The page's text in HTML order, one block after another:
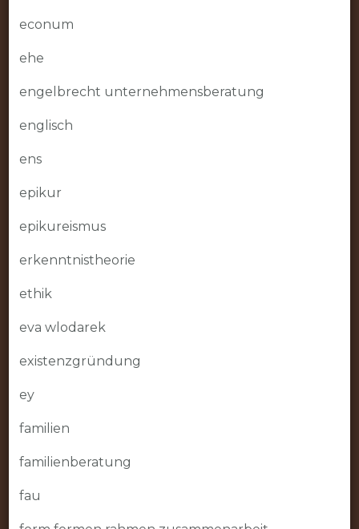
econum
ehe
engelbrecht unternehmensberatung
englisch
ens
epikur
epikureismus
erkenntnistheorie
ethik
eva wlodarek
existenzgründung
ey
familien
familienberatung
fau